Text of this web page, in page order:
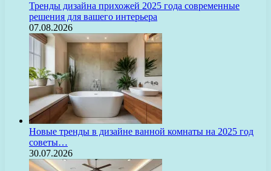
Тренды дизайна прихожей 2025 года современные
решения для вашего интерьера
07.08.2026
Новые тренды в дизайне ванной комнаты на 2025 год
советы…
30.07.2026